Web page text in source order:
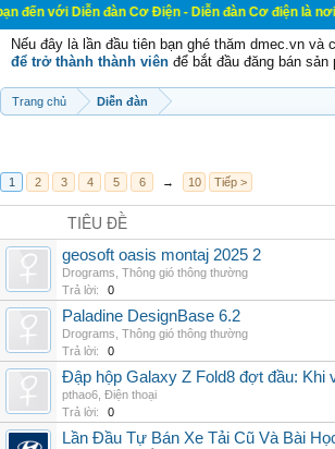
đàn Cơ Điện - Diễn đàn Cơ điện là nơi chia sẽ
Nếu đây là lần đầu tiên bạn ghé thăm dmec.vn
để trở thành thành viên để bắt đầu đăng bán sản
Trang chủ Diễn đàn
1 2 3 4 5 6 → 10 Tiếp >
TIÊU ĐỀ
geosoft oasis montaj 2025 2
Drograms Thông gió thông thường
Trả lời:
0
Paladine DesignBase 6.2
Drograms Thông gió thông thường
Trả lời:
0
Đập hộp Galaxy Z Fold8 đợt đầu: Khi
pthao6 Điện thoại
Trả lời:
0
Lần Đầu Tự Bán Xe Tải Cũ Và Bài